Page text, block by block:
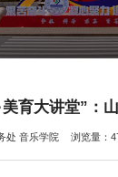
育大讲堂”：
处 音乐学院 浏览量：